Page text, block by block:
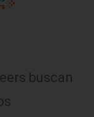
buscan